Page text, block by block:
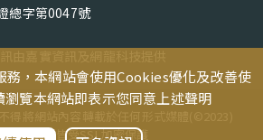
總字第0047號
資料傳遞皆受SSL加密保護
務，本網站會使用Cookies優化及改善使
瀏覽本網站即表示您同意上述聲明